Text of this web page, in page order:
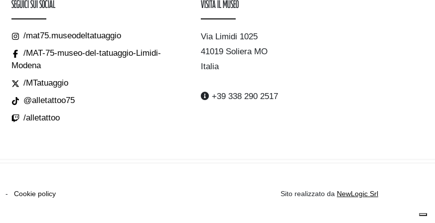
Visita il museo
Via Limidi 1025
41019 Soliera MO
Italia
+39 338 290 2517
Seguici sui Social
/mat75.museodeltatuaggio
/MAT-75-museo-del-tatuaggio-Limidi-
Modena
/MTatuaggio
@alletattoo75
/alletattoo
- Cookie policy Sito realizzato da NewLogic Srl